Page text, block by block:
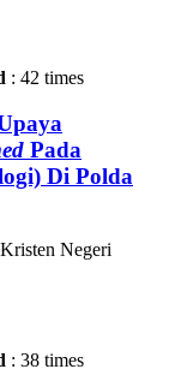
: 42 times
Pada
Di Polda
Negeri
: 38 times